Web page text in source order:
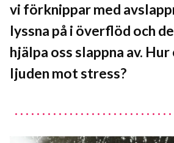
vi förknippar med
lyssna på i överflöd och
hjälpa oss slappna av.
ljuden mot stress?